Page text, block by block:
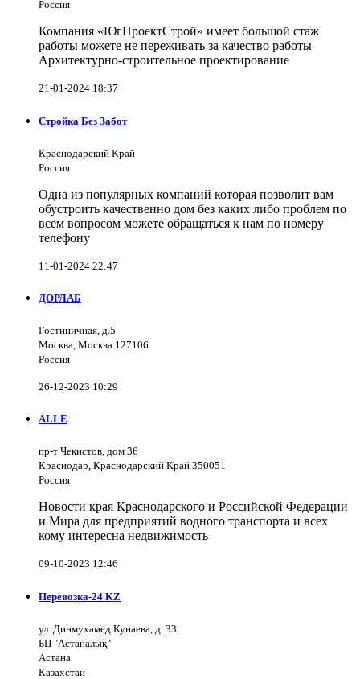
Россия
Компания «ЮгПроектСтрой» имеет большой стаж
работы можете не переживать за качество работы
Архитектурно-строительное проектирование
21-01-2024 18:37
Стройка Без Забот
Краснодарский Край
Россия
Одна из популярных компаний которая позволит вам
обустроить качественно дом без каких либо проблем по
всем вопросом можете обращаться к нам по номеру
телефону
11-01-2024 22:47
ДОРЛАБ
Гостиничная, д.5
Москва, Москва 127106
Россия
26-12-2023 10:29
ALLE
пр-т Чекистов, дом 36
Краснодар, Краснодарский Край 350051
Россия
Новости края Краснодарского и Российской Федерации
и Мира для предприятий водного транспорта и всех
кому интересна недвижимость
09-10-2023 12:46
Перевозка-24 KZ
ул. Динмухамед Кунаева, д. 33
БЦ "Астаналық"
Астана
Казахстан